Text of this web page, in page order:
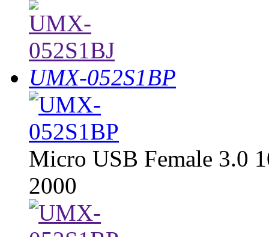
UMX-052S1BP
Micro USB Female 3.0
2000